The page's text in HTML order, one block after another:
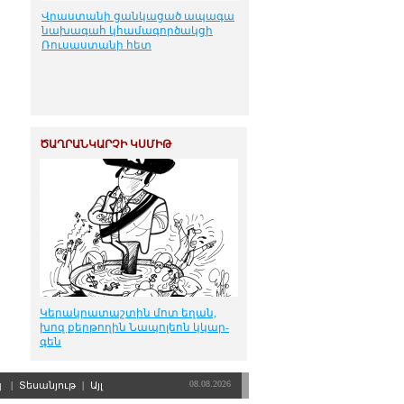
Վրաստանի ցանկացած ապագա
նախագահ կհամագործակցի
Ռուսաստանի հետ
ԾԱՂՐԱՆԿԱՐՉԻ ԿՍՄԻԹ
Կե­րակ­րա­տաշ­տին մոտ ե­ղան,
խոզ քեր­թո­ղին Նա­պո­լեոն կկար­
գեն
| Տեսանյութ | Այլ 08.08.2026